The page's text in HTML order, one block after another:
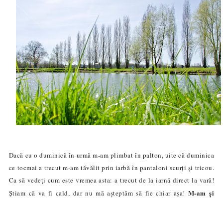
Dacă cu o duminică în urmă m-am plimbat în palton, uite că duminica
ce tocmai a trecut m-am tăvălit prin iarbă în pantaloni scurți și tricou.
Ca să vedeți cum este vremea asta: a trecut de la iarnă direct la vară!
Știam că va fi cald, dar nu mă așteptăm să fie chiar așa! M-am și